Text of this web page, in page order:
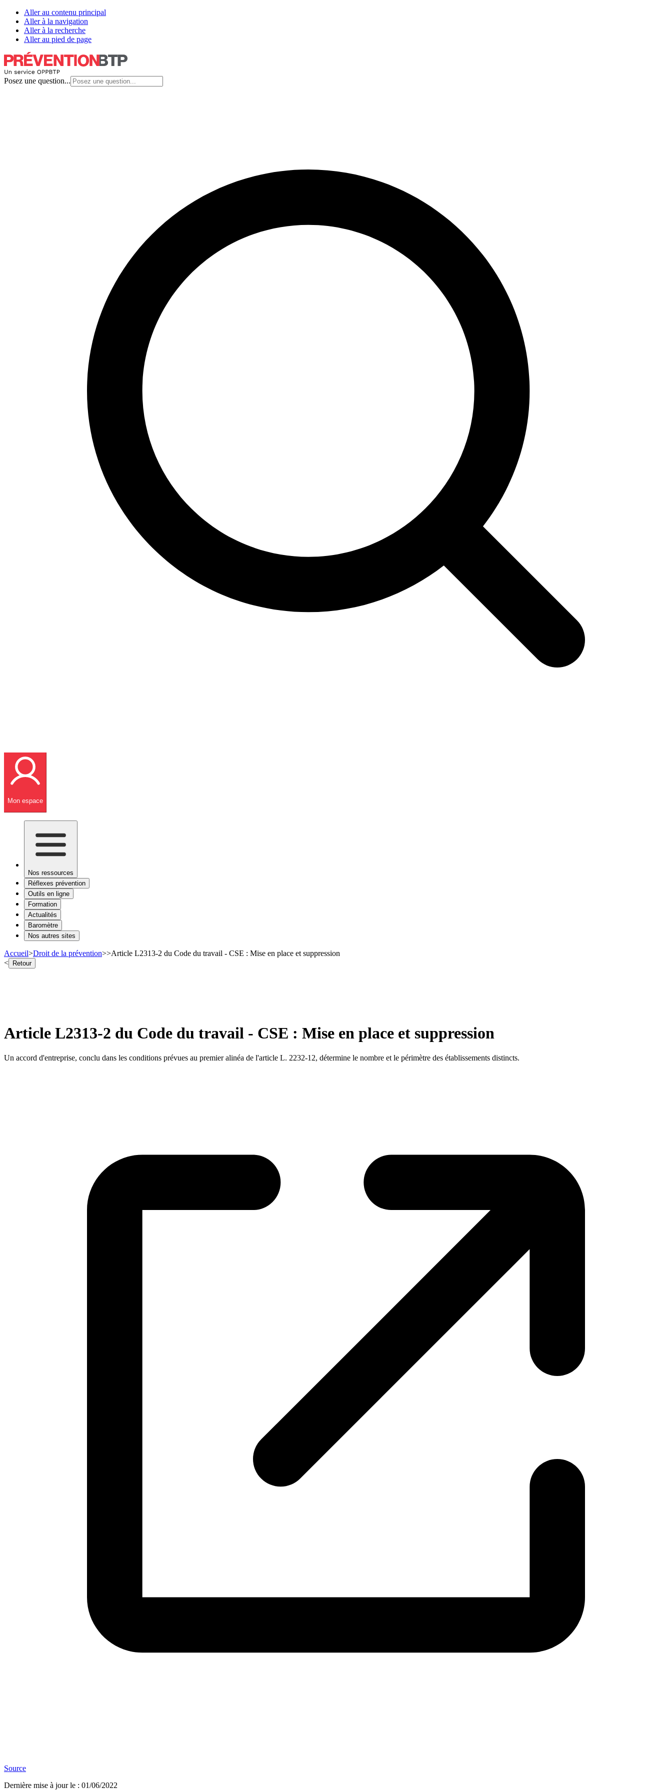
Aller au contenu principal
Aller à la navigation
Aller à la recherche
Aller au pied de page
Posez une question...
Mon espace
Nos ressources
Réflexes prévention
Outils en ligne
Formation
Actualités
Baromètre
Nos autres sites
Accueil>Droit de la prévention>>Article L2313-2 du Code du travail - CSE : Mise en place et suppression
< Retour
Article L2313-2 du Code du travail - CSE : Mise en place et suppression
Un accord d'entreprise, conclu dans les conditions prévues au premier alinéa de l'article L. 2232-12, détermine le nombre et le périmètre des établissements distincts.
Source
Dernière mise à jour le : 01/06/2022